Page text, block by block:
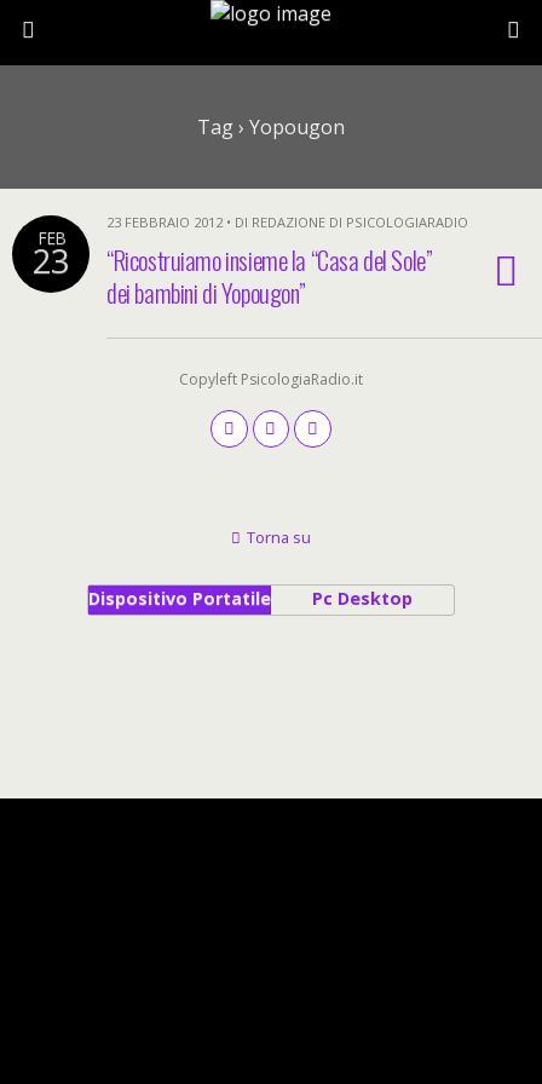
Tag › Yopougon
FEB
23
23 FEBBRAIO 2012 • DI REDAZIONE DI PSICOLOGIARADIO
“Ricostruiamo insieme la “Casa del Sole”
dei bambini di Yopougon”
Copyleft PsicologiaRadio.it
Torna su
Dispositivo Portatile Pc Desktop